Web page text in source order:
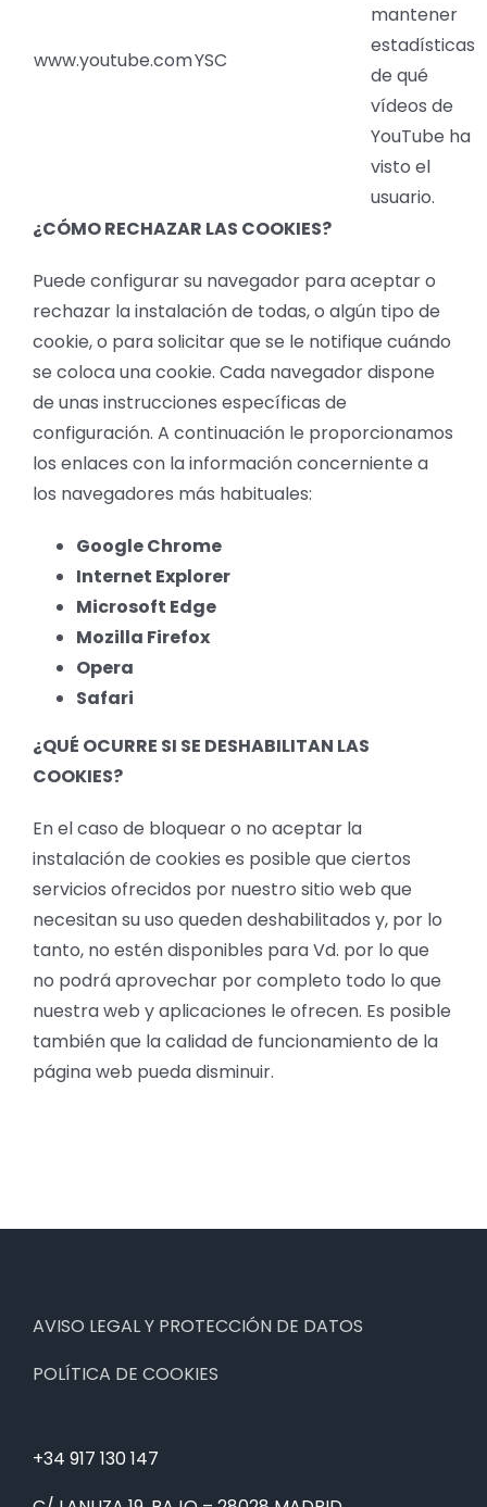
www.youtube.comYSC
mantener
estadísticas
de qué
vídeos de
YouTube ha
visto el
usuario.
¿CÓMO RECHAZAR LAS COOKIES?
Puede configurar su navegador para aceptar o
rechazar la instalación de todas, o algún tipo de
cookie, o para solicitar que se le notifique cuándo
se coloca una cookie. Cada navegador dispone
de unas instrucciones específicas de
configuración. A continuación le proporcionamos
los enlaces con la información concerniente a
los navegadores más habituales:
Google Chrome
Internet Explorer
Microsoft Edge
Mozilla Firefox
Opera
Safari
¿QUÉ OCURRE SI SE DESHABILITAN LAS
COOKIES?
En el caso de bloquear o no aceptar la
instalación de cookies es posible que ciertos
servicios ofrecidos por nuestro sitio web que
necesitan su uso queden deshabilitados y, por lo
tanto, no estén disponibles para Vd. por lo que
no podrá aprovechar por completo todo lo que
nuestra web y aplicaciones le ofrecen. Es posible
también que la calidad de funcionamiento de la
página web pueda disminuir.
AVISO LEGAL Y PROTECCIÓN DE DATOS
POLÍTICA DE COOKIES
+34 917 130 147